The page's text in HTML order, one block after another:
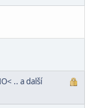
.. a další